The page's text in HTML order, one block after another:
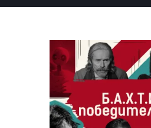
АНАЛИЗИ
БАХТИ НАГРАДИТЕ
ИНТЕРВЮТА
ЗА НАС